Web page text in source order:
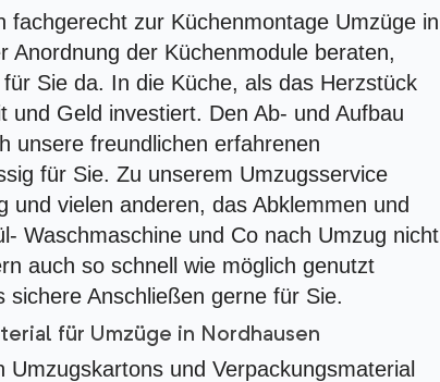
fachgerecht zur Küchenmontage Umzüge in
Anordnung der Küchenmodule beraten,
Sie da. In die Küche, als das Herzstück
und Geld investiert. Den Ab- und Aufbau
unsere freundlichen erfahrenen
für Sie. Zu unserem Umzugsservice
vielen anderen, das Abklemmen und
Waschmaschine und Co nach Umzug nicht
auch so schnell wie möglich genutzt
Anschließen gerne für Sie.
für Umzüge in Nordhausen
und Verpackungsmaterial